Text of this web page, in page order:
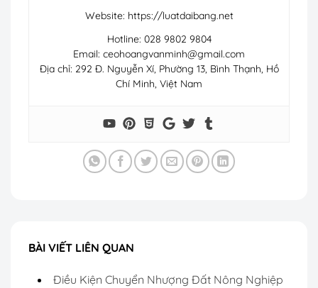
Website: https://luatdaibang.net
Hotline: 028 9802 9804
Email: ceohoangvanminh@gmail.com
Địa chỉ: 292 Đ. Nguyễn Xí, Phường 13, Bình Thạnh, Hồ
Chí Minh, Việt Nam
BÀI VIẾT LIÊN QUAN
Điều Kiện Chuyển Nhượng Đất Nông Nghiệp